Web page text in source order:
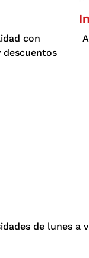
con
descuentos
de lunes a